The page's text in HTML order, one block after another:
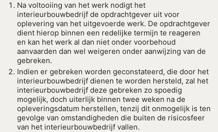
Na voltooiing van het werk nodigt het
interieurbouwbedrijf de opdrachtgever uit voor
oplevering van het uitgevoerde werk. De opdrachtgever
dient hierop binnen een redelijke termijn te reageren
en kan het werk al dan niet onder voorbehoud
aanvaarden dan wel weigeren onder aanwijzing van de
gebreken.
Indien er gebreken worden geconstateerd, die door het
interieurbouwbedrijf dienen te worden hersteld, zal het
interieurbouwbedrijf deze gebreken zo spoedig
mogelijk, doch uiterlijk binnen twee weken na de
opleveringsdatum herstellen, tenzij dit onmogelijk is ten
gevolge van omstandigheden die buiten de risicosfeer
van het interieurbouwbedrijf vallen.